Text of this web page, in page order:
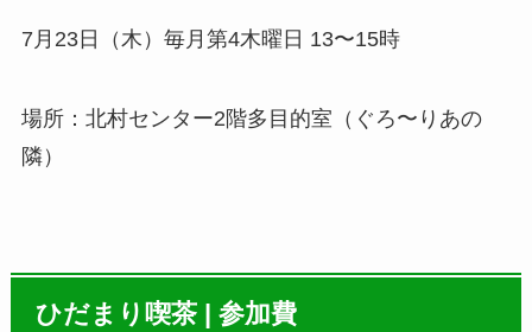
7月23日（木）毎月第4木曜日 13〜15時
場所：北村センター2階多目的室（ぐろ〜りあの
隣）
ひだまり喫茶 | 参加費